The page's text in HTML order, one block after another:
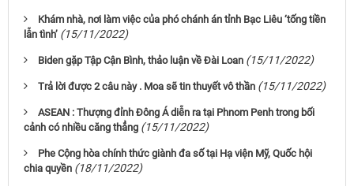
Khám nhà, nơi làm việc của phó chánh án tỉnh Bạc Liêu ‘tống tiền
lẫn tình’ (15/11/2022)
Biden gặp Tập Cận Bình, thảo luận về Đài Loan (15/11/2022)
Trả lời được 2 câu này . Moa sẽ tin thuyết vô thần (15/11/2022)
ASEAN : Thượng đỉnh Đông Á diễn ra tại Phnom Penh trong bối
cảnh có nhiều căng thẳng (15/11/2022)
Phe Cộng hòa chính thức giành đa số tại Hạ viện Mỹ, Quốc hội
chia quyền (18/11/2022)